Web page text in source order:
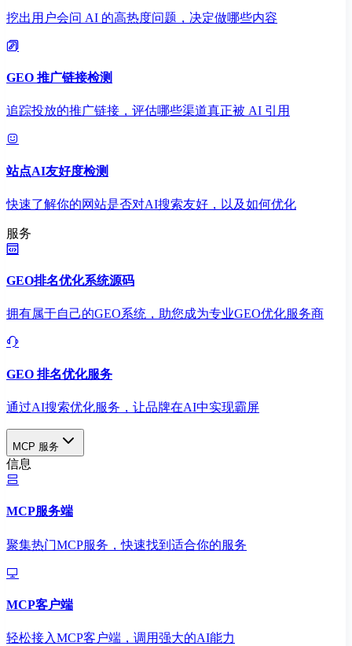
挖出用户会问 AI 的高热度问题，决定做哪些内容
GEO 推广链接检测
追踪投放的推广链接，评估哪些渠道真正被 AI 引用
站点AI友好度检测
快速了解你的网站是否对AI搜索友好，以及如何优化
服务
GEO排名优化系统源码
拥有属于自己的GEO系统，助您成为专业GEO优化服务商
GEO 排名优化服务
通过AI搜索优化服务，让品牌在AI中实现霸屏
MCP 服务
信息
MCP服务端
聚集热门MCP服务，快速找到适合你的服务
MCP客户端
轻松接入MCP客户端，调用强大的AI能力